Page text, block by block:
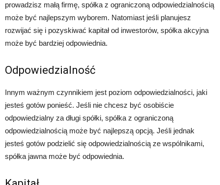
prowadzisz małą firmę, spółka z ograniczoną odpowiedzialnością
może być najlepszym wyborem. Natomiast jeśli planujesz
rozwijać się i pozyskiwać kapitał od inwestorów, spółka akcyjna
może być bardziej odpowiednia.
Odpowiedzialność
Innym ważnym czynnikiem jest poziom odpowiedzialności, jaki
jesteś gotów ponieść. Jeśli nie chcesz być osobiście
odpowiedzialny za długi spółki, spółka z ograniczoną
odpowiedzialnością może być najlepszą opcją. Jeśli jednak
jesteś gotów podzielić się odpowiedzialnością ze wspólnikami,
spółka jawna może być odpowiednia.